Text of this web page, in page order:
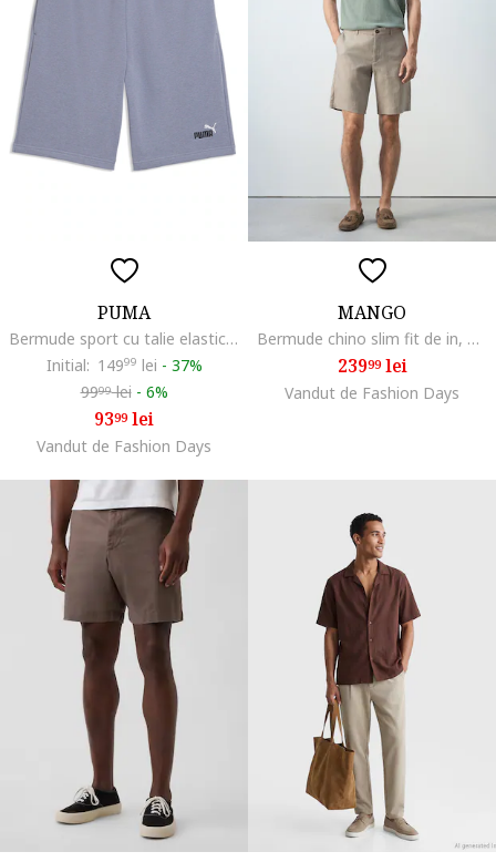
PUMA
Bermude sport cu talie elastica Essentials 2, Violet prafuit
Initial: 14999 lei - 37%
9999lei - 6%
9399lei
Vandut de Fashion Days
MANGO
Bermude chino slim fit de in, Maro deschis
23999lei
Vandut de Fashion Days